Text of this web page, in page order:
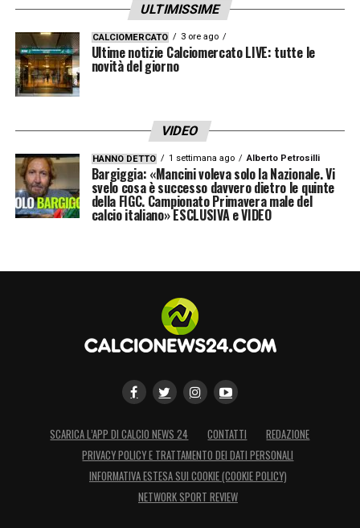
ULTIMISSIME
CALCIOMERCATO 3 ore ago
Ultime notizie Calciomercato LIVE: tutte le
novità del giorno
VIDEO
HANNO DETTO 1 settimana ago Alberto Petrosilli
Bargiggia: «Mancini voleva solo la Nazionale. Vi
svelo cosa è successo davvero dietro le quinte
della FIGC. Campionato Primavera male del
calcio italiano» ESCLUSIVA e VIDEO
SCARICA L’APP DI CALCIO NEWS 24 CONTATTI
REDAZIONE
PRIVACY POLICY E TRATTAMENTO DEI DATI PERSONALI
INFORMATIVA ESTESA SUI COOKIE (COOKIE POLICY)
NETWORK SPORT REVIEW